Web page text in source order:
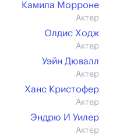
Камила Морроне
Актер
Олдис Ходж
Актер
Уэйн Дювалл
Актер
Ханс Кристофер
Актер
Эндрю И Уилер
Актер